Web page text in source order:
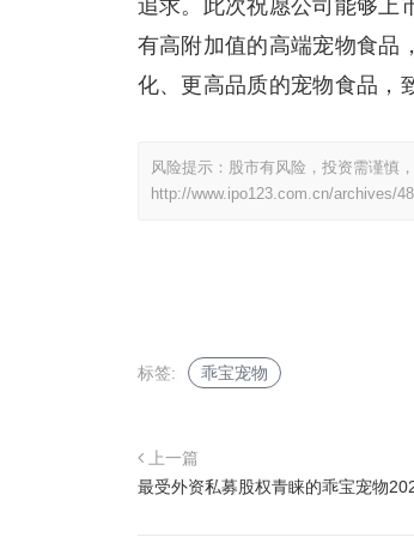
追求。此次祝愿公司能够上
有高附加值的高端宠物食品
化、更高品质的宠物食品，
风险提示：股市有风险，投资需谨慎
http://www.ipo123.com.cn/archives/
标签: 乖宝宠物
上一篇
最受外资私募股权青睐的乖宝宠物